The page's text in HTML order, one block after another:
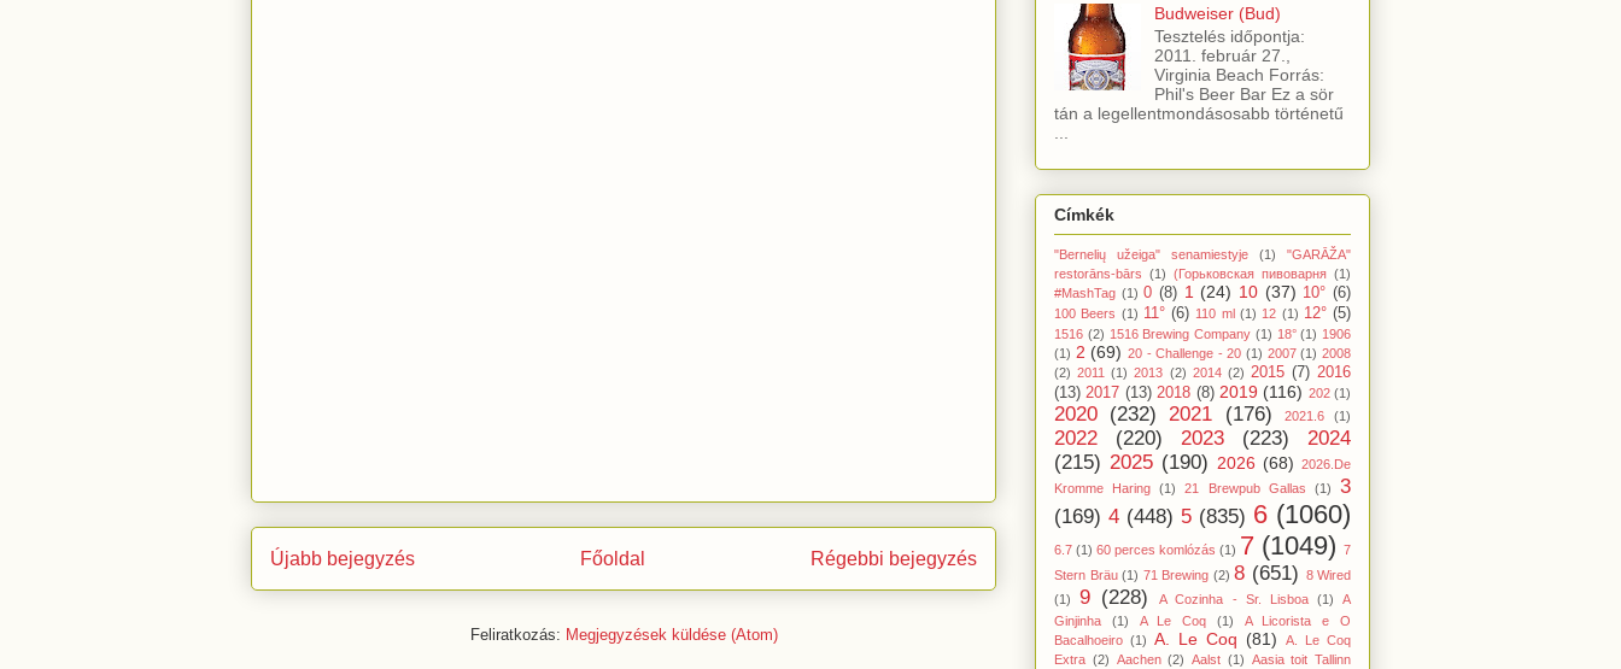
Újabb bejegyzés Régebbi bejegyzés
Főoldal
Feliratkozás: Megjegyzések küldése (Atom)
Budweiser (Bud)
Tesztelés időpontja:
2011. február 27.,
Virginia Beach Forrás:
Phil's Beer Bar Ez a sör
tán a legellentmondásosabb történetű
Címkék
"Bernelių užeiga" senamiestyje (1)
"GARĀŽA"
restorāns-bārs (1) (Горьковская пивоварня (1)
#MashTag (1) 0 (8) 1 (24) 10 (37) 10° (6)
100 Beers (1) 11° (6) 110 ml (1) 12 (1) 12° (5)
1516 (2) 1516 Brewing Company (1) 18° (1) 1906
(1) 2 (69) 20 - Challenge - 20 (1) 2007 (1) 2008
(2) 2011 (1) 2013 (2) 2014 (2) 2015 (7) 2016
(13) 2017 (13) 2018 (8) 2019 (116) 202 (1)
2020 (232) 2021 (176) 2021.6 (1)
2022 (220) 2023 (223)
2024
(215) 2025 (190) 2026 (68) 2026.De
Kromme Haring
(1) 21 Brewpub Gallas (1)
3
(169) 4 (448) 5 (835) 6 (1060)
6.7 (1) 60 perces komlózás (1) 7 (1049) 7
Stern Bräu (1) 71 Brewing (2) 8 (651) 8 Wired
(1)
9 (228) A Cozinha - Sr. Lisboa (1)
A
Ginjinha
(1) A Le Coq (1)
A Licorista e O
Bacalhoeiro (1) A. Le Coq (81)
A. Le Coq
Extra (2) Aachen (2) Aalst (1) Aasia toit Tallinn